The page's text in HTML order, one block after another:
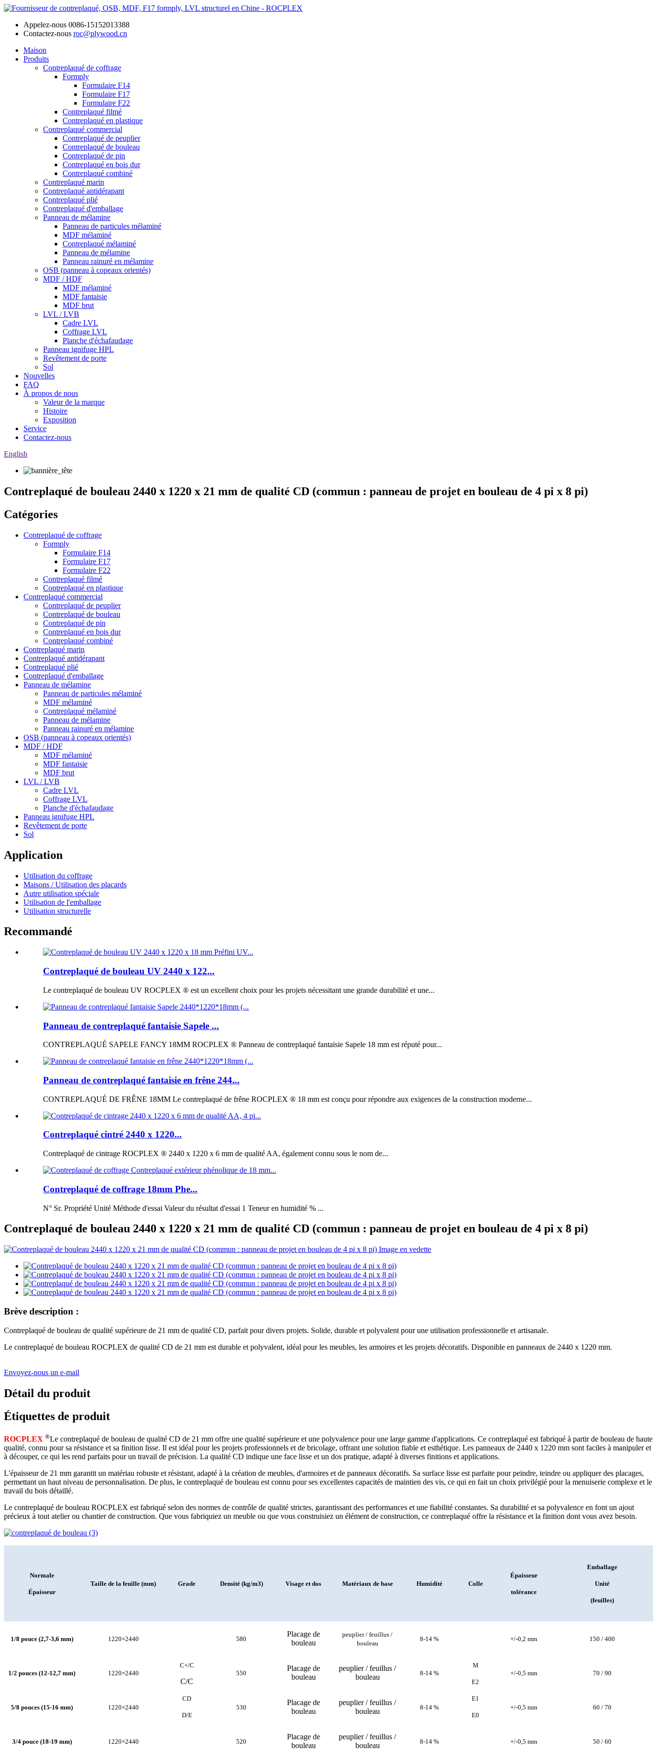
Appelez-nous 0086-15152013388
Contactez-nous roc@plywood.cn
Maison
Produits
Contreplaqué de coffrage
Formply
Formulaire F14
Formulaire F17
Formulaire F22
Contreplaqué filmé
Contreplaqué en plastique
Contreplaqué commercial
Contreplaqué de peuplier
Contreplaqué de bouleau
Contreplaqué de pin
Contreplaqué en bois dur
Contreplaqué combiné
Contreplaqué marin
Contreplaqué antidérapant
Contreplaqué plié
Contreplaqué d'emballage
Panneau de mélamine
Panneau de particules mélaminé
MDF mélaminé
Contreplaqué mélaminé
Panneau de mélamine
Panneau rainuré en mélamine
OSB (panneau à copeaux orientés)
MDF / HDF
MDF mélaminé
MDF fantaisie
MDF brut
LVL / LVB
Cadre LVL
Coffrage LVL
Planche d'échafaudage
Panneau ignifuge HPL
Revêtement de porte
Sol
Nouvelles
FAQ
À propos de nous
Valeur de la marque
Histoire
Exposition
Service
Contactez-nous
English
Contreplaqué de bouleau 2440 x 1220 x 21 mm de qualité CD (commun : panneau de projet en bouleau de 4 pi x 8 pi)
Catégories
Contreplaqué de coffrage
Formply
Formulaire F14
Formulaire F17
Formulaire F22
Contreplaqué filmé
Contreplaqué en plastique
Contreplaqué commercial
Contreplaqué de peuplier
Contreplaqué de bouleau
Contreplaqué de pin
Contreplaqué en bois dur
Contreplaqué combiné
Contreplaqué marin
Contreplaqué antidérapant
Contreplaqué plié
Contreplaqué d'emballage
Panneau de mélamine
Panneau de particules mélaminé
MDF mélaminé
Contreplaqué mélaminé
Panneau de mélamine
Panneau rainuré en mélamine
OSB (panneau à copeaux orientés)
MDF / HDF
MDF mélaminé
MDF fantaisie
MDF brut
LVL / LVB
Cadre LVL
Coffrage LVL
Planche d'échafaudage
Panneau ignifuge HPL
Revêtement de porte
Sol
Application
Utilisation du coffrage
Maisons / Utilisation des placards
Autre utilisation spéciale
Utilisation de l'emballage
Utilisation structurelle
Recommandé
Contreplaqué de bouleau UV 2440 x 122...
Le contreplaqué de bouleau UV ROCPLEX ® est un excellent choix pour les projets nécessitant une grande durabilité et une...
Panneau de contreplaqué fantaisie Sapele ...
CONTREPLAQUÉ SAPELE FANCY 18MM ROCPLEX ® Panneau de contreplaqué fantaisie Sapele 18 mm est réputé pour...
Panneau de contreplaqué fantaisie en frêne 244...
CONTREPLAQUÉ DE FRÊNE 18MM Le contreplaqué de frêne ROCPLEX ® 18 mm est conçu pour répondre aux exigences de la construction moderne...
Contreplaqué cintré 2440 x 1220...
Contreplaqué de cintrage ROCPLEX ® 2440 x 1220 x 6 mm de qualité AA, également connu sous le nom de...
Contreplaqué de coffrage 18mm Phe...
N° Sr. Propriété Unité Méthode d'essai Valeur du résultat d'essai 1 Teneur en humidité % ...
Contreplaqué de bouleau 2440 x 1220 x 21 mm de qualité CD (commun : panneau de projet en bouleau de 4 pi x 8 pi)
Brève description :
Contreplaqué de bouleau de qualité supérieure de 21 mm de qualité CD, parfait pour divers projets. Solide, durable et polyvalent pour une utilisation professionnelle et artisanale.
Le contreplaqué de bouleau ROCPLEX de qualité CD de 21 mm est durable et polyvalent, idéal pour les meubles, les armoires et les projets décoratifs. Disponible en panneaux de 2440 x 1220 mm.
Envoyez-nous un e-mail
Détail du produit
Étiquettes de produit
ROCPLEX ®Le contreplaqué de bouleau de qualité CD de 21 mm offre une qualité supérieure et une polyvalence pour une large gamme d'applications. Ce contreplaqué est fabriqué à partir de bouleau de haute
qualité, connu pour sa résistance et sa finition lisse. Il est idéal pour les projets professionnels et de bricolage, offrant une solution fiable et esthétique. Les panneaux de 2440 x 1220 mm sont faciles à manipuler et
à découper, ce qui les rend parfaits pour un travail de précision. La qualité CD indique une face lisse et un dos pratique, adapté à diverses finitions et applications.
L'épaisseur de 21 mm garantit un matériau robuste et résistant, adapté à la création de meubles, d'armoires et de panneaux décoratifs. Sa surface lisse est parfaite pour peindre, teindre ou appliquer des placages,
permettant un haut niveau de personnalisation. De plus, le contreplaqué de bouleau est connu pour ses excellentes capacités de maintien des vis, ce qui en fait un choix privilégié pour la menuiserie complexe et le
travail du bois détaillé.
Le contreplaqué de bouleau ROCPLEX est fabriqué selon des normes de contrôle de qualité strictes, garantissant des performances et une fiabilité constantes. Sa durabilité et sa polyvalence en font un ajout
précieux à tout atelier ou chantier de construction. Que vous fabriquiez un meuble ou que vous construisiez un élément de construction, ce contreplaqué offre la résistance et la finition dont vous avez besoin.
Normale
Épaisseur
Taille de la feuille (mm) Grade Densité (kg/m3) Colle
Épaisseur
tolérance
Emballage
Unité
(feuilles)
Visage et dos Matériaux de base Humidité
1/8 pouce (2,7-3,6 mm) 1220×2440
C+/C
C/C
CD
D/E
580
Placage de
bouleau
peuplier / feuillus /
bouleau
8-14 %
M
E2
E1
E0
+/-0,2 mm 150 / 400
1/2 pouces (12-12,7 mm) 1220×2440 550
Placage de
bouleau
peuplier / feuillus /
bouleau
8-14 % +/-0,5 mm 70 / 90
5/8 pouces (15-16 mm) 1220×2440 530
Placage de
bouleau
peuplier / feuillus /
bouleau
8-14 % +/-0,5 mm 60 / 70
3/4 pouce (18-19 mm) 1220×2440 520
Placage de
bouleau
peuplier / feuillus /
bouleau
8-14 % +/-0,5 mm 50 / 60